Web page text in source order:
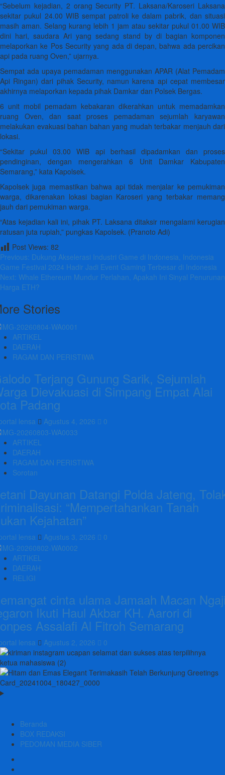
“Sebelum kejadian, 2 orang Security PT. Laksana/Karoseri Laksana
sekitar pukul 24.00 WIB sempat patroli ke dalam pabrik, dan situasi
masih aman. Selang kurang lebih 1 jam atau sekitar pukul 01.00 WIB
dini hari, saudara Ari yang sedang stand by di bagian komponen
melaporkan ke Pos Security yang ada di depan, bahwa ada percikan
api pada ruang Oven,” ujarnya.
Sempat ada upaya pemadaman menggunakan APAR (Alat Pemadam
Api Ringan) dari pihak Security, namun karena api cepat membesar
akhirnya melaporkan kepada pihak Damkar dan Polsek Bergas.
6 unit mobil pemadam kebakaran dikerahkan untuk memadamkan
ruang Oven, dan saat proses pemadaman sejumlah karyawan
melakukan evakuasi bahan bahan yang mudah terbakar menjauh dari
lokasi.
“Sekitar pukul 03.00 WIB api berhasil dipadamkan dan proses
pendinginan, dengan mengerahkan 6 Unit Damkar Kabupaten
Semarang,” kata Kapolsek.
Kapolsek juga memastikan bahwa api tidak menjalar ke pemukiman
warga, dikarenakan lokasi bagian Karoseri yang terbakar memang
jauh dari pemukiman warga.
“Atas kejadian kali ini, pihak PT. Laksana ditaksir mengalami kerugian
ratusan juta rupiah,” pungkas Kapolsek. (Pranoto Adi)
Post Views: 82
Post
navigation
Previous: Dukung Akselerasi Industri Game di Indonesia, Indonesia
Game Festival 2024 Hadir Jadi Event Gaming Terbesar di Indonesia
Next: Whale Ethereum Mundur Perlahan, Apakah Ini Sinyal Penurunan
Harga ETH?
Stories
ARTIKEL
DAERAH
RAGAM DAN PERISTIWA
Terjang Gunung Sarik, Sejumlah
Dievakuasi di Simpang Empat Alai
Padang
lensa Agustus 4, 2026 0
ARTIKEL
DAERAH
RAGAM DAN PERISTIWA
Sorotan
Dayunan Datangi Polda Jateng,
“Mempertahankan Tanah
Kejahatan”
lensa Agustus 3, 2026 0
ARTIKEL
DAERAH
RELIGI
cinta ulama Jamaah Macan
Ikuti Haul Akbar KH. Aarori di
Assalafi Al Fitroh Semarang
lensa Agustus 2, 2026 0
Beranda
BOX REDAKSI
PEDOMAN MEDIA SIBER